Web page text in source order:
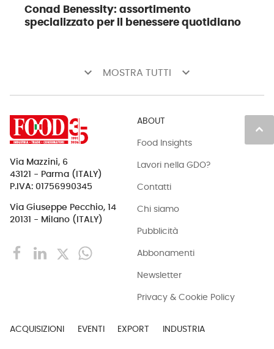
Conad Benessity: assortimento
specializzato per il benessere quotidiano
keyboard_arrow_down MOSTRA TUTTI keyboard_arrow_down
keyboard_arrow_up
Via Mazzini, 6
43121 - Parma (ITALY)
P.IVA: 01756990345
Via Giuseppe Pecchio, 14
20131 - Milano (ITALY)
ABOUT
Food Insights
Lavori nella GDO?
Contatti
Chi siamo
Pubblicità
Abbonamenti
Newsletter
Privacy & Cookie Policy
ACQUISIZIONI EVENTI EXPORT INDUSTRIA